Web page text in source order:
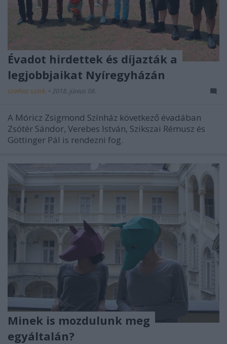
Évadot hirdettek és díjazták a
legjobbjaikat Nyíregyházán
szinhaz szerk. • 2018. június 08.
A Móricz Zsigmond Színház következő évadában
Zsótér Sándor, Verebes István, Szikszai Rémusz és
Göttinger Pál is rendezni fog.
Minek is mozdulunk meg
egyáltalán?